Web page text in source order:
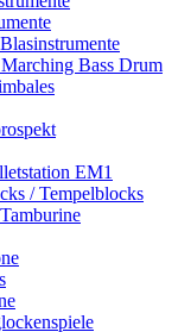
Bass Drum
EM1
/ Tempelblocks